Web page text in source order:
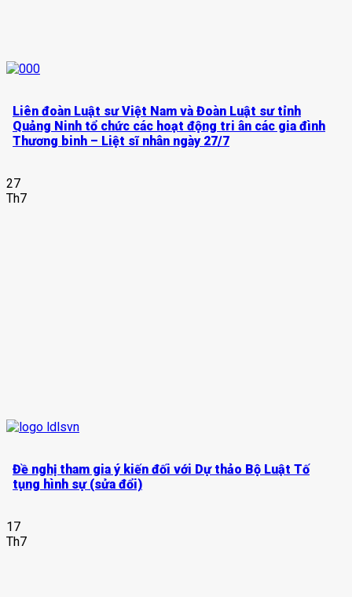
Liên đoàn Luật sư Việt Nam và Đoàn Luật sư tỉnh
Quảng Ninh tổ chức các hoạt động tri ân các gia đình
Thương binh – Liệt sĩ nhân ngày 27/7
27
Th7
Đề nghị tham gia ý kiến đối với Dự thảo Bộ Luật Tố
tụng hình sự (sửa đổi)
17
Th7